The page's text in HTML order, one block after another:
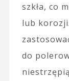
szkła, co
lub
do